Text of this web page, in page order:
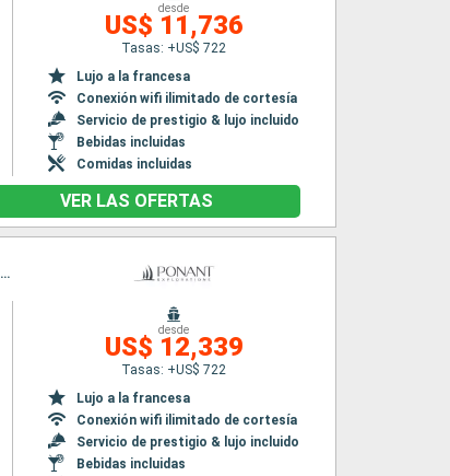
desde
US$ 11,736
Tasas: +US$ 722
Lujo a la francesa
Conexión wifi ilimitado de cortesía
Servicio de prestigio & lujo incluido
Bebidas incluidas
Comidas incluidas
VER LAS OFERTAS
Itinerario : Dubrovnik, Stari Grad, Komiža, Korkula, Mljet, Dubrovnik, Sipan, Sailing the straight of Kotor, Kotor, Dubrovnik
desde
US$ 12,339
Tasas: +US$ 722
Lujo a la francesa
Conexión wifi ilimitado de cortesía
Servicio de prestigio & lujo incluido
Bebidas incluidas